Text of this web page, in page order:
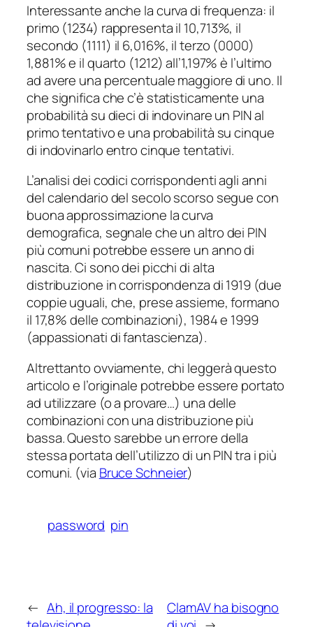
Interessante anche la curva di frequenza: il
primo (1234) rappresenta il 10,713%, il
secondo (1111) il 6,016%, il terzo (0000)
1,881% e il quarto (1212) all’1,197% è l’ultimo
ad avere una percentuale maggiore di uno. Il
che significa che c’è statisticamente una
probabilità su dieci di indovinare un PIN al
primo tentativo e una probabilità su cinque
di indovinarlo entro cinque tentativi.
L’analisi dei codici corrispondenti agli anni
del calendario del secolo scorso segue con
buona approssimazione la curva
demografica, segnale che un altro dei PIN
più comuni potrebbe essere un anno di
nascita. Ci sono dei picchi di alta
distribuzione in corrispondenza di 1919 (due
coppie uguali, che, prese assieme, formano
il 17,8% delle combinazioni), 1984 e 1999
(appassionati di fantascienza).
Altrettanto ovviamente, chi leggerà questo
articolo e l’originale potrebbe essere portato
ad utilizzare (o a provare…) una delle
combinazioni con una distribuzione più
bassa. Questo sarebbe un errore della
stessa portata dell’utilizzo di un PIN tra i più
comuni. (via Bruce Schneier)
password pin
← Ah, il progresso: la
ClamAV ha bisogno